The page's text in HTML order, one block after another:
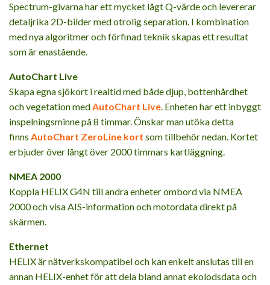
Spectrum-givarna har ett mycket lågt Q-värde och levererar
detaljrika 2D-bilder med otrolig separation. I kombination
med nya algoritmer och förfinad teknik skapas ett resultat
som är enastående.
AutoChart Live
Skapa egna sjökort i realtid med både djup, bottenhårdhet
och vegetation medAutoChart Live. Enheten har ett inbyggt
inspelningsminne på 8 timmar. Önskar man utöka detta
finns AutoChart ZeroLine kort som tillbehör nedan. Kortet
erbjuder över långt över 2000 timmars kartläggning.
NMEA 2000
Koppla HELIX G4N till andra enheter ombord via NMEA
2000 och visa AIS-information och motordata direkt på
skärmen.
Ethernet
HELIX är nätverkskompatibel och kan enkelt anslutas till en
annan HELIX-enhet för att dela bland annat ekolodsdata och